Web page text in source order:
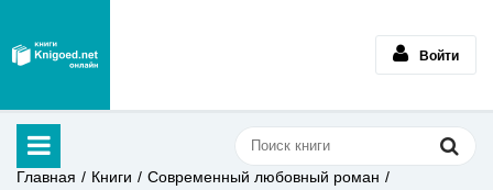
Войти
Главная Книги
Современный любовный роман